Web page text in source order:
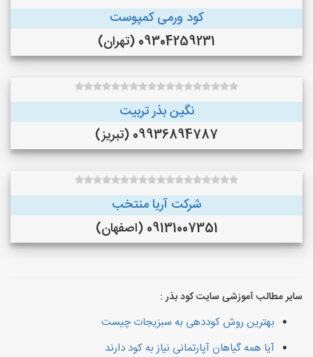
کود ورمی کمپوست
09304259231 (تهران)
نگین بذر تربیت
09936894787 (تبریز)
شرکت آریا منتخب
09131007351 (اصفهان)
سایر مطالب آموزشی سایت کود بذر :
بهترین روش کوددهی به سبزیجات چیست
آیا همه گیاهان آپارتمانی نیاز به کود دارند